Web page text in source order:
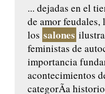
... dejadas en el
de amor feudales,
los salones
feministas de
importancia
acontecimientos
categorÃ­a